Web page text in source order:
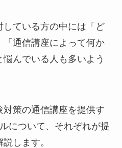
ている方の中には「ど
通信講座によって何か
んでいる人も多いよう
策の通信講座を提供す
について、それぞれが提
します。